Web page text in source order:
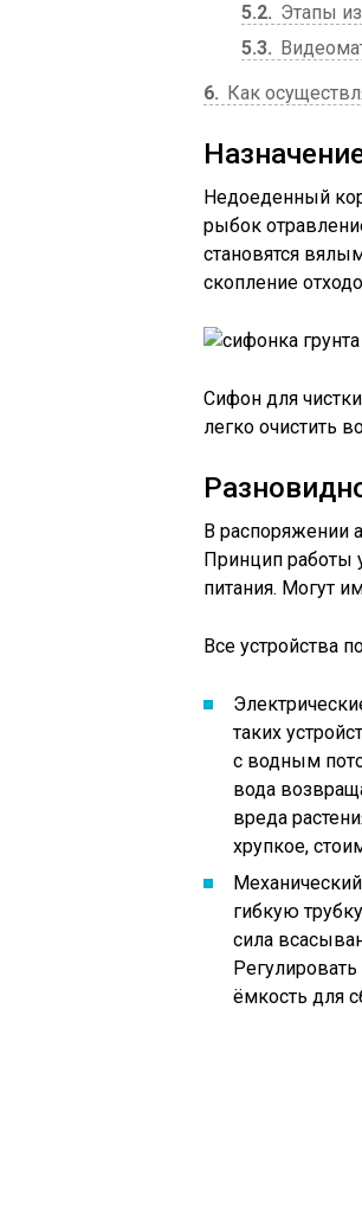
5.2
Этапы
5.3
6
Как
Недоеденный
рыбок
становятся
скопление
Сифон для
легко очистить
В распоряжении
Принцип работы
питания. Могут
Все устройства
таких
с водным
вода
вреда
хрупкое,
гибкую
сила
ёмкость для